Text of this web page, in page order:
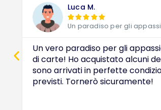
Luca M.
 
Un paradiso per gli
Un vero paradiso per gli
di carte! Ho acquistato alcuni
sono arrivati in perfette
previsti. Tornerò sicuramente!